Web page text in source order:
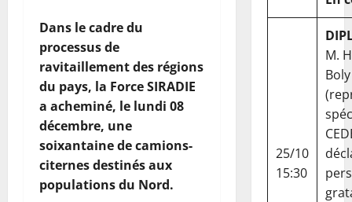
Dans le cadre du
processus de
ravitaillement des régions
du pays, la Force SIRADIE
a acheminé, le lundi 08
décembre, une
soixantaine de camions-
citernes destinés aux
populations du Nord.
25/10
15:30
M.
Boly